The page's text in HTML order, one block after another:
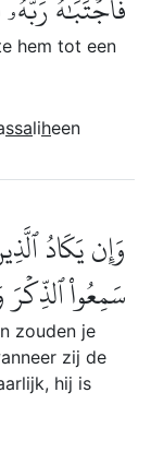
hem tot een
ssaliheen
وَإِن يَكَادُ
سَمِعُواْ
zouden je
zij de
hij is